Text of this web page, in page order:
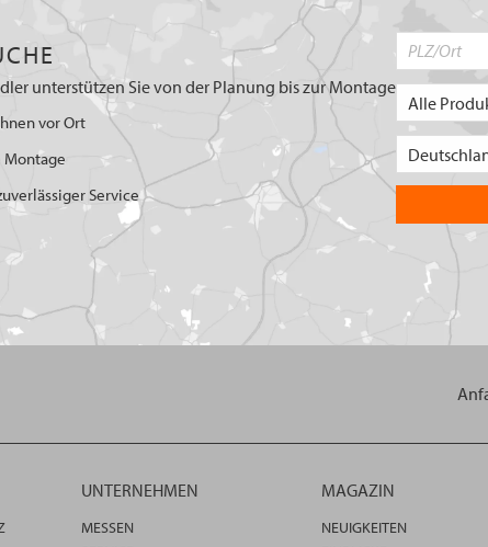
unterstützen Sie von der Planung bis zur Montage
vor Ort
Montage
Service
UNTERNEHMEN
MESSEN
MAGAZIN
NEUIGKEITEN